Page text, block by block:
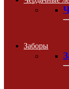
Заборы